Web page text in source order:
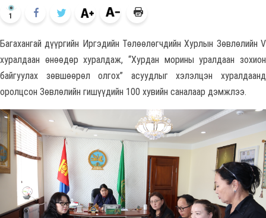
1
Багахангай дүүргийн Иргэдийн Төлөөлөгчдийн Хурлын Зөвлөлийн V
хуралдаан өнөөдөр хуралдаж, “Хурдан морины уралдаан зохион
байгуулах зөвшөөрөл олгох” асуудлыг хэлэлцэн хуралдаанд
оролцсон Зөвлөлийн гишүүдийн 100 хувийн саналаар дэмжлээ.